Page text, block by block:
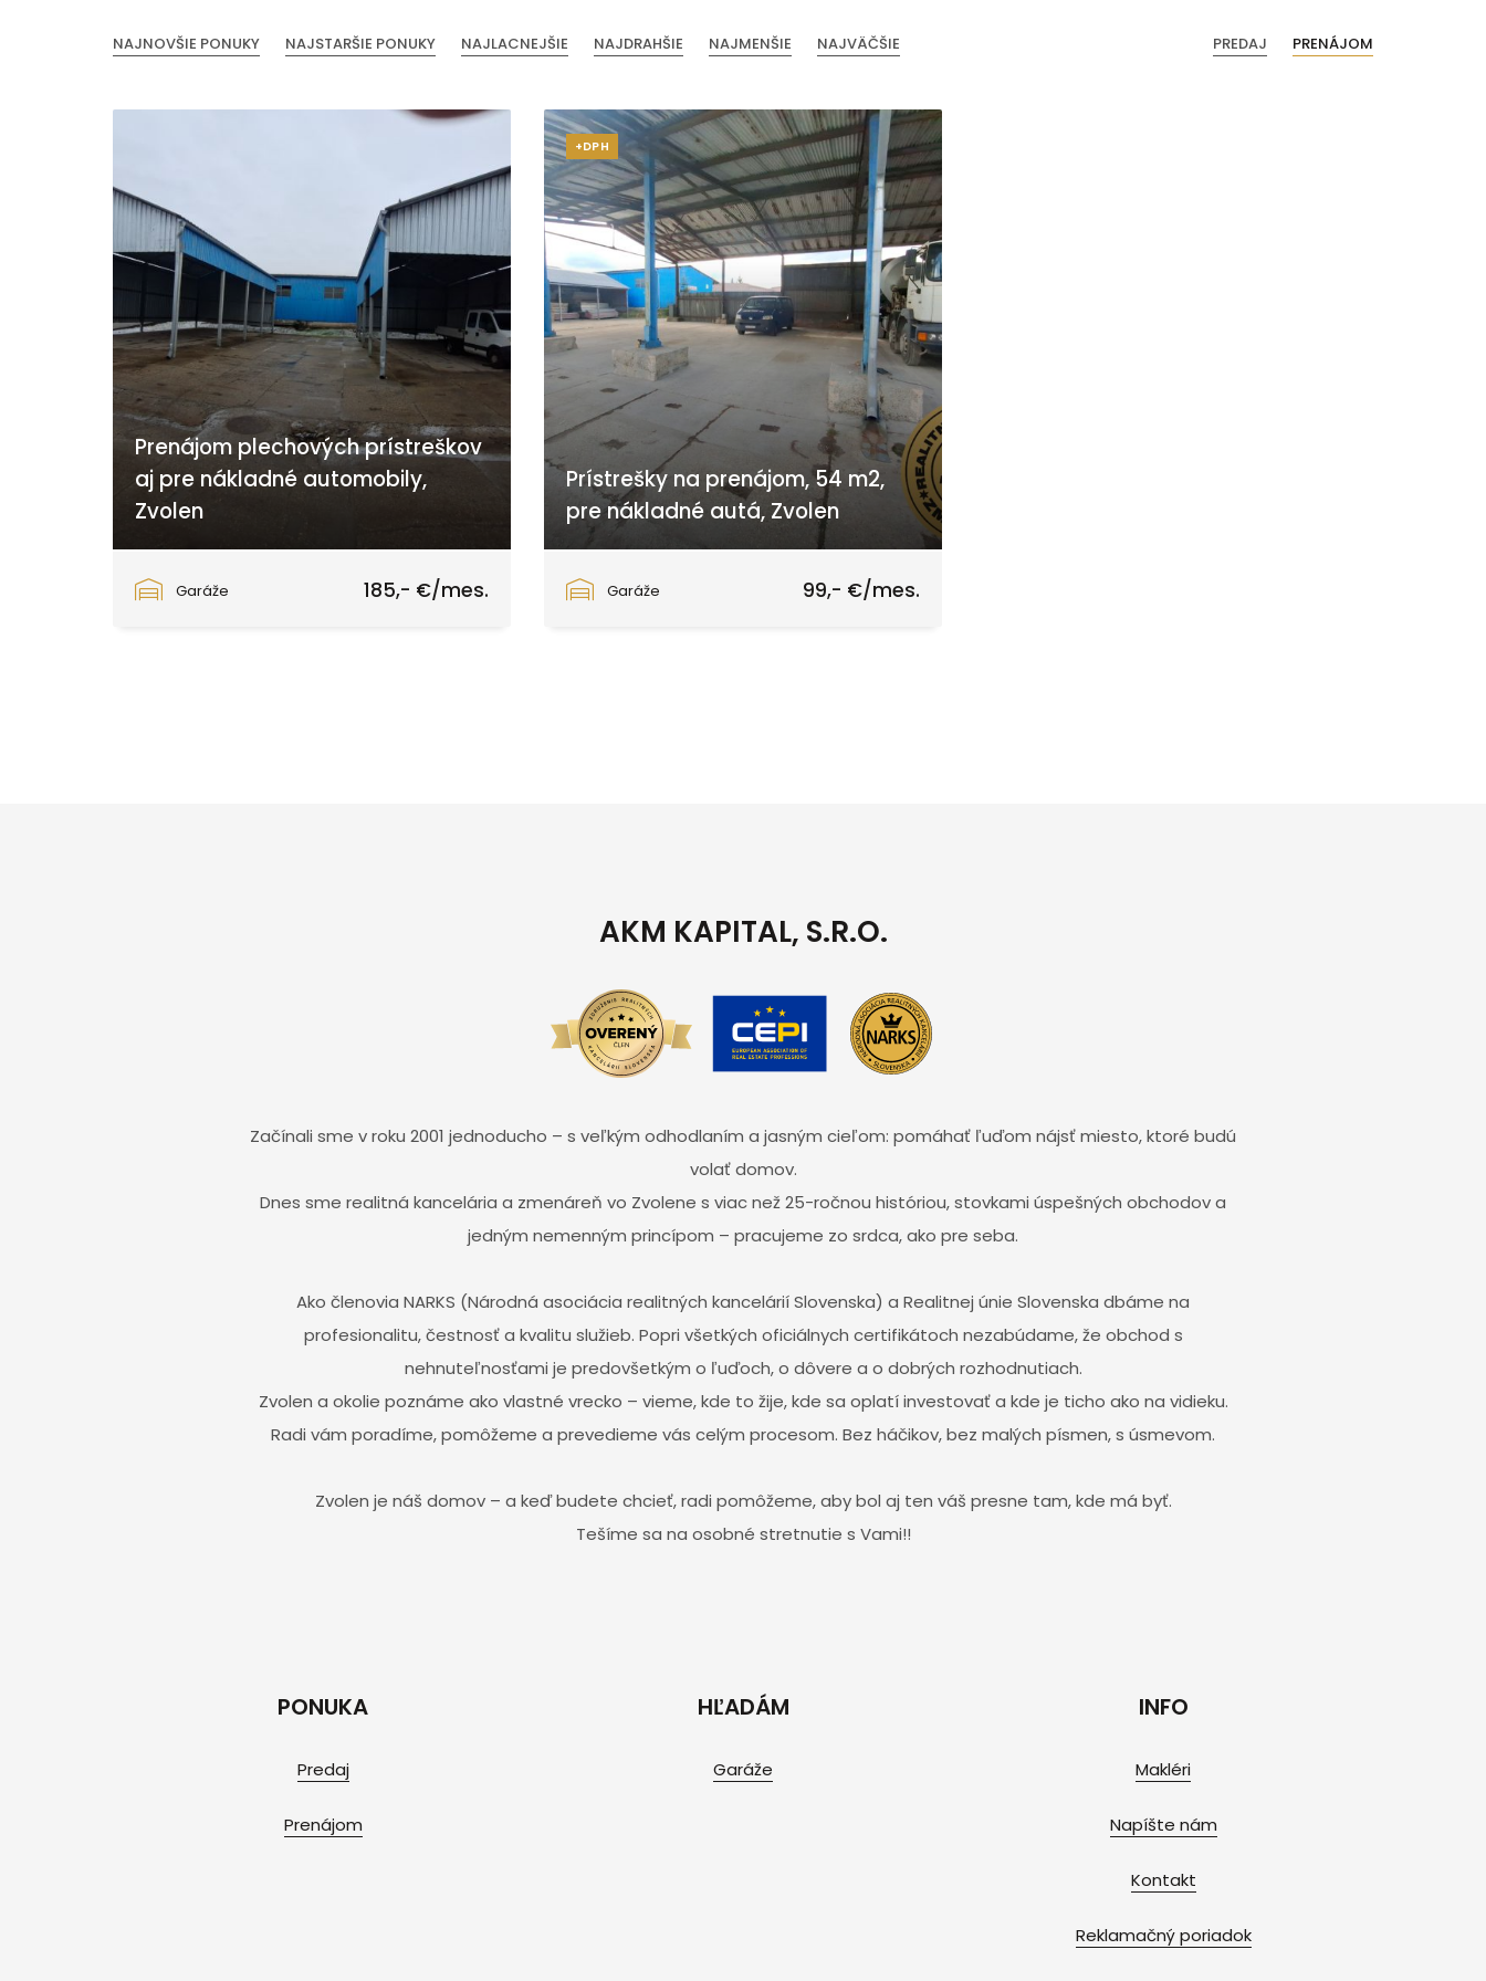
NAJNOVŠIE PONUKY NAJSTARŠIE PONUKY NAJLACNEJŠIE NAJDRAHŠIE NAJMENŠIE NAJVÄČŠIE PREDAJ PRENÁJOM
Prenájom plechových prístreškov
aj pre nákladné automobily,
Zvolen
Garáže
185,- €/mes.
+DPH
Prístrešky na prenájom, 54 m2,
pre nákladné autá, Zvolen
Garáže
99,- €/mes.
AKM KAPITAL, S.R.O.
Začínali sme v roku 2001 jednoducho – s veľkým odhodlaním a jasným cieľom: pomáhať ľuďom nájsť miesto, ktoré budú
volať domov.
Dnes sme realitná kancelária a zmenáreň vo Zvolene s viac než 25-ročnou históriou, stovkami úspešných obchodov a
jedným nemenným princípom – pracujeme zo srdca, ako pre seba.
Ako členovia NARKS (Národná asociácia realitných kancelárií Slovenska) a Realitnej únie Slovenska dbáme na
profesionalitu, čestnosť a kvalitu služieb. Popri všetkých oficiálnych certifikátoch nezabúdame, že obchod s
nehnuteľnosťami je predovšetkým o ľuďoch, o dôvere a o dobrých rozhodnutiach.
Zvolen a okolie poznáme ako vlastné vrecko – vieme, kde to žije, kde sa oplatí investovať a kde je ticho ako na vidieku.
Radi vám poradíme, pomôžeme a prevedieme vás celým procesom. Bez háčikov, bez malých písmen, s úsmevom.
Zvolen je náš domov – a keď budete chcieť, radi pomôžeme, aby bol aj ten váš presne tam, kde má byť.
Tešíme sa na osobné stretnutie s Vami!!
PONUKA
Predaj
Prenájom
HĽADÁM
Garáže
INFO
Makléri
Napíšte nám
Kontakt
Reklamačný poriadok